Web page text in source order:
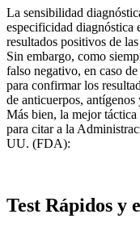
La sensibilidad
especificidad diagnóstica
resultados positivos de
Sin embargo, como
falso negativo, en caso
para confirmar los
de anticuerpos,
Más bien, la mejor
para citar a la
UU. (FDA):
Test Rápidos y